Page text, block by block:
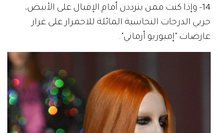
14- وإذا كنت ممن يترددن أمام الإقبال على الأبيض،
جربي الدرجات النحاسية المائلة للاحمرار على غرار
عارضات "إمبوريو أرماني".